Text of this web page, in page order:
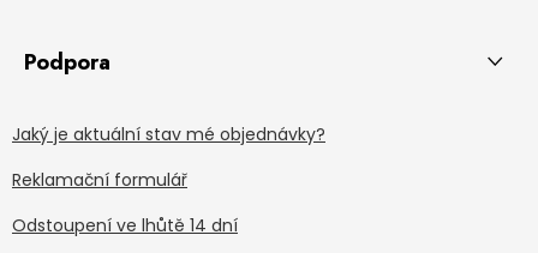
Podpora
Jaký je aktuální stav mé objednávky?
Reklamační formulář
Odstoupení ve lhůtě 14 dní